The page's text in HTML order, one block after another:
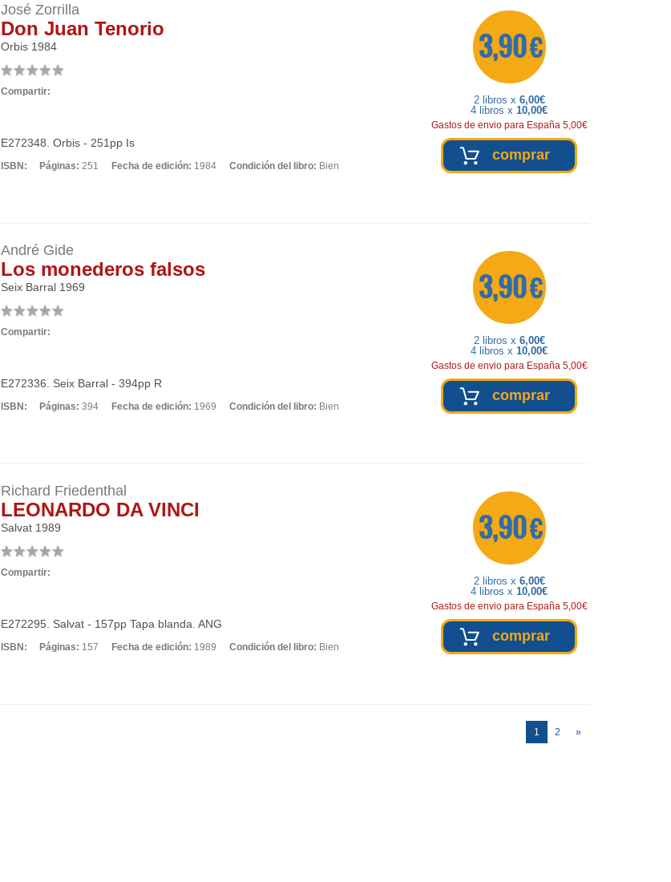
José Zorrilla
Don Juan Tenorio
Orbis 1984
Compartir:
E272348. Orbis - 251pp Is
ISBN: Páginas: 251 Fecha de edición: 1984 Condición del libro: Bien
3,90 €
2 libros x 6,00€
4 libros x 10,00€
Gastos de envio para España 5,00€
comprar
André Gide
Los monederos falsos
Seix Barral 1969
Compartir:
E272336. Seix Barral - 394pp R
ISBN: Páginas: 394 Fecha de edición: 1969 Condición del libro: Bien
3,90 €
2 libros x 6,00€
4 libros x 10,00€
Gastos de envio para España 5,00€
comprar
Richard Friedenthal
LEONARDO DA VINCI
Salvat 1989
Compartir:
E272295. Salvat - 157pp Tapa blanda. ANG
ISBN: Páginas: 157 Fecha de edición: 1989 Condición del libro: Bien
3,90 €
2 libros x 6,00€
4 libros x 10,00€
Gastos de envio para España 5,00€
comprar
1 (current)
2 »